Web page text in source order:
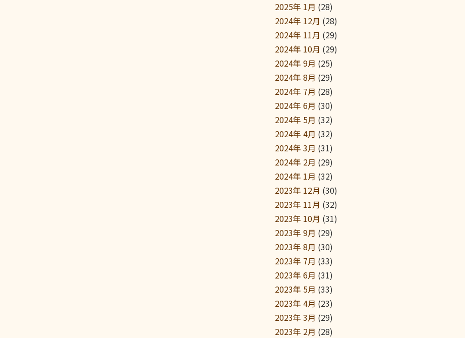
2025年 1月 (28)
2024年 12月 (28)
2024年 11月 (29)
2024年 10月 (29)
2024年 9月 (25)
2024年 8月 (29)
2024年 7月 (28)
2024年 6月 (30)
2024年 5月 (32)
2024年 4月 (32)
2024年 3月 (31)
2024年 2月 (29)
2024年 1月 (32)
2023年 12月 (30)
2023年 11月 (32)
2023年 10月 (31)
2023年 9月 (29)
2023年 8月 (30)
2023年 7月 (33)
2023年 6月 (31)
2023年 5月 (33)
2023年 4月 (23)
2023年 3月 (29)
2023年 2月 (28)